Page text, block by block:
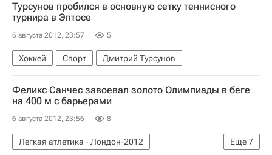
Турсунов пробился в основную сетку теннисного
турнира в Эптосе
6 августа 2012, 23:57 5
Хоккей Спорт Дмитрий Турсунов
Феликс Санчес завоевал золото Олимпиады в беге
на 400 м с барьерами
6 августа 2012, 23:56 8
Еще7
Легкая атлетика - Лондон-2012